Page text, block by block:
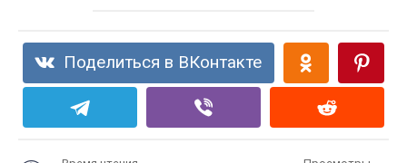
Поделиться в ВКонтакте